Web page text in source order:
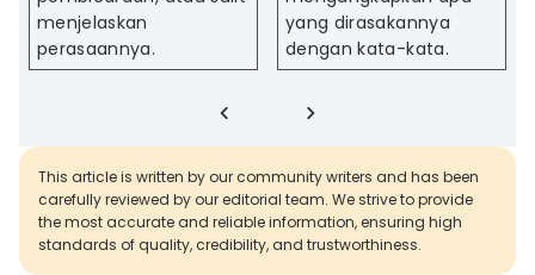
menjelaskan
perasaannya.
yang dirasakannya
dengan kata-kata.
This article is written by our community writers and has been
carefully reviewed by our editorial team. We strive to provide
the most accurate and reliable information, ensuring high
standards of quality, credibility, and trustworthiness.